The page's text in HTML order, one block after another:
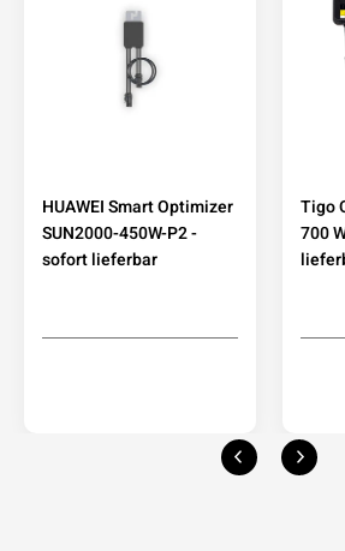
HUAWEI Smart Optimizer
SUN2000-450W-P2 -
sofort lieferbar
Tigo
700